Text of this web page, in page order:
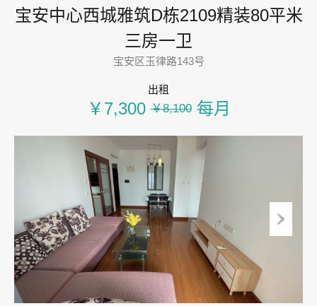
宝安中心西城雅筑D栋2109精装80平米
三房一卫
宝安区玉律路143号
出租
￥7,300 ￥8,100每月